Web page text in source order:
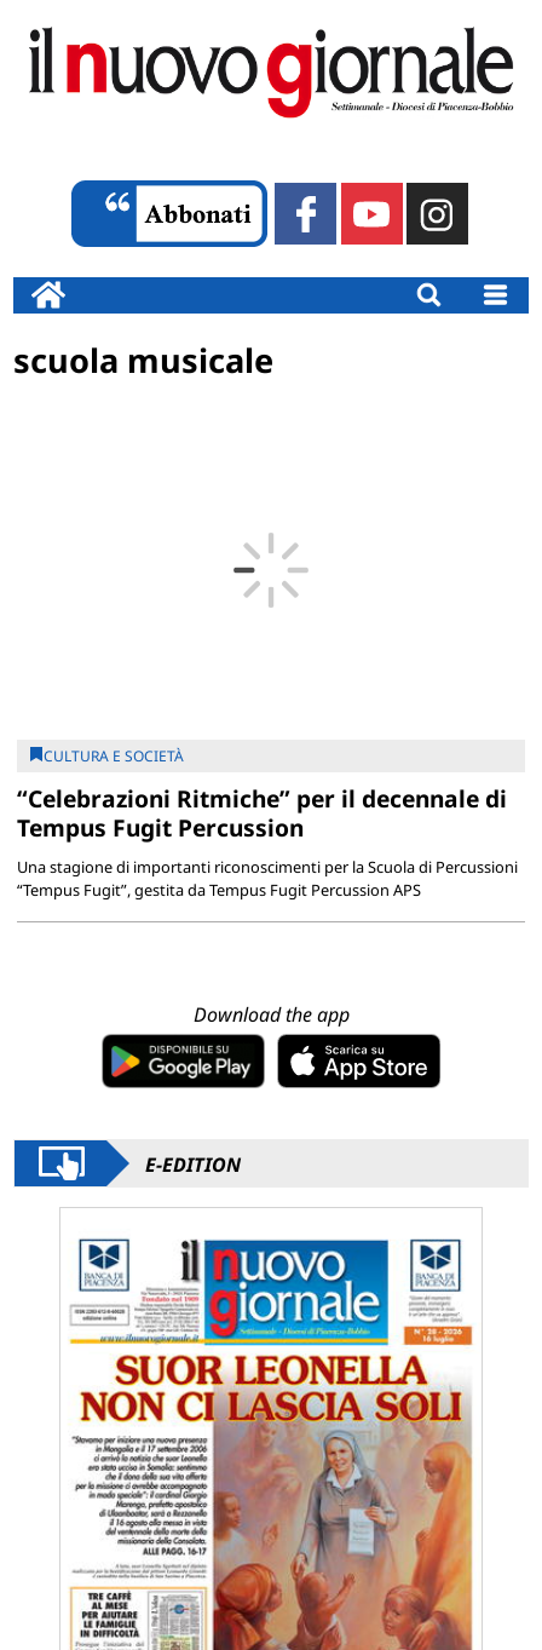
scuola musicale
CULTURA E SOCIETÀ
“Celebrazioni Ritmiche” per il decennale di
Tempus Fugit Percussion
Una stagione di importanti riconoscimenti per la Scuola di Percussioni
“Tempus Fugit”, gestita da Tempus Fugit Percussion APS
Download the app
E-EDITION